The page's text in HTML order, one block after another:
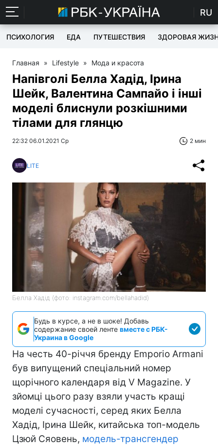
RU
ПСИХОЛОГИЯ ЕДА ПУТЕШЕСТВИЯ ЗДОРОВАЯ
Главная » Lifestyle » Мода и красота
Напівголі Белла Хадід, Ірина
Шейк, Валентина Сампайо і інші
моделі блиснули розкішними
тілами для глянцю
22:32 06.01.2021 Ср 2 мин
LITE
Белла Хадід (фото: instagram.com/bellahadid)
Будь в курсе, а не в шоке! Добавь
содержание своей ленте вместе с РБК-
Украина в Google
На честь 40-річчя бренду Emporio Armani
був випущений спеціальний номер
щорічного календаря від V Magazine. У
зйомці цього разу взяли участь кращі
моделі сучасності, серед яких Белла
Хадід, Ірина Шейк, китайська топ-модель
Цзюй Сяовень, модель-трансгендер